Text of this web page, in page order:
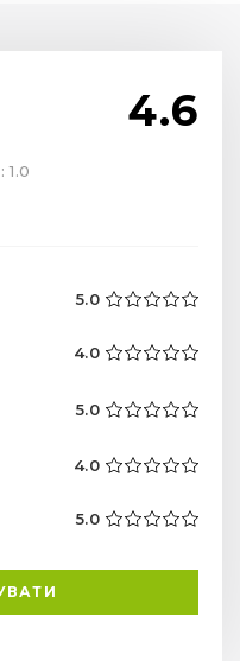
4.6
1.0
5.0
4.0
5.0
4.0
5.0